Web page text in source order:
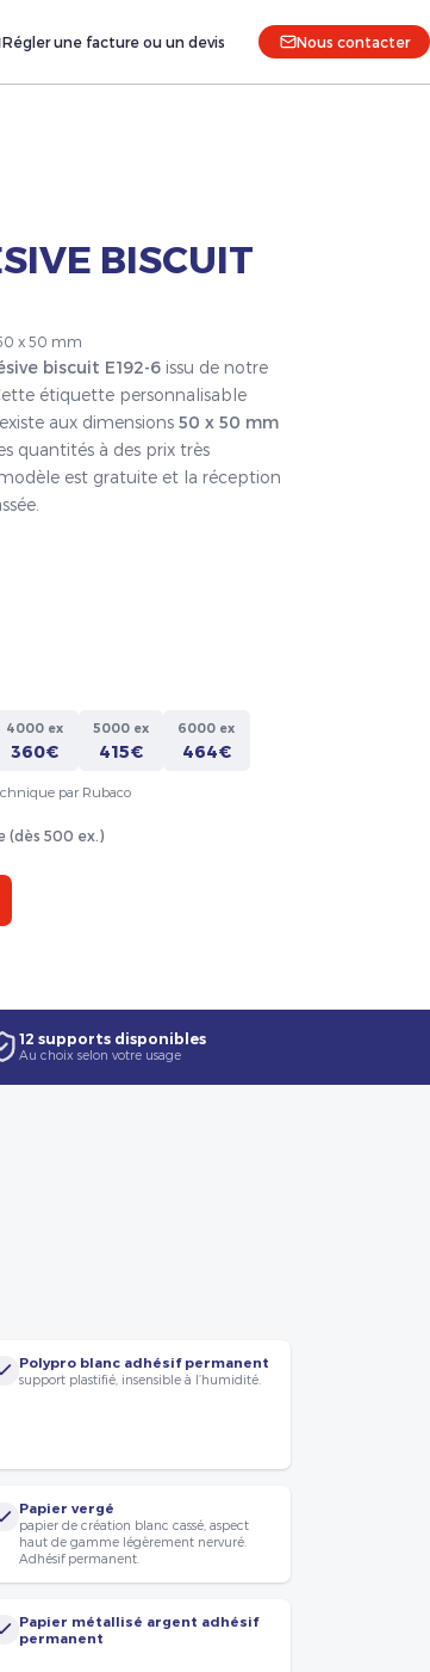
Régler une facture ou un devis Nous contacter
BISCUIT
x 50 mm
biscuit E192-6 issu de notre
étiquette personnalisable
aux dimensions 50 x 50 mm
quantités à des prix très
est gratuite et la réception
4000 ex
360€
5000 ex
415€
6000 ex
464€
par Rubaco
(dès 500 ex.)
12 supports disponibles
Au choix selon votre usage
Polypro blanc adhésif permanent
support plastifié, insensible à l’humidité.
Papier vergé
papier de création blanc cassé, aspect
haut de gamme légèrement nervuré.
Adhésif permanent.
Papier métallisé argent adhésif
permanent